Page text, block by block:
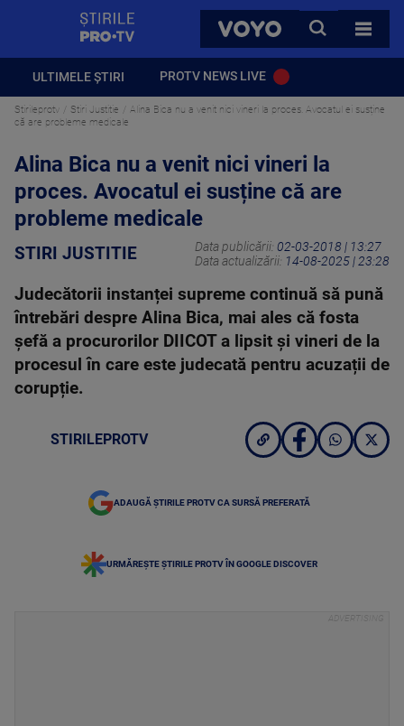
VOYO
CAUTA
TOATE
ULTIMELE ȘTIRI PROTV NEWS LIVE
Stirileprotv Stiri Justitie
Alina Bica nu a venit nici vineri la proces. Avocatul ei susține
că are probleme medicale
Alina Bica nu a venit nici vineri la
proces. Avocatul ei susține că are
probleme medicale
STIRI JUSTITIE Data publicării: 02-03-2018 | 13:27
Data actualizării: 14-08-2025 | 23:28
Judecătorii instanței supreme continuă să pună
întrebări despre Alina Bica, mai ales că fosta
șefă a procurorilor DIICOT a lipsit și vineri de la
procesul în care este judecată pentru acuzații de
corupție.
STIRILEPROTV
ADAUGĂ ȘTIRILE PROTV CA SURSĂ PREFERATĂ
URMĂREȘTE ȘTIRILE PROTV ÎN GOOGLE DISCOVER